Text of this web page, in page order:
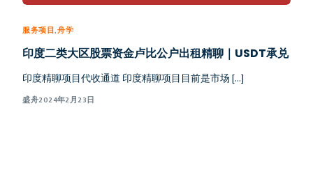
服务项目,舟学
印度二类大区股票资金卢比公户出租精聊｜USDT承兑
印度精聊项目代收通道 印度精聊项目目前是市场 […]
盛舟2024年2月23日